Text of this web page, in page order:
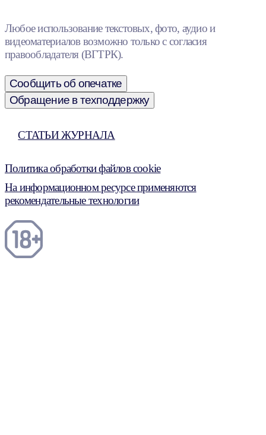
Любое использование текстовых, фото, аудио и
видеоматериалов возможно только с согласия
правообладателя (ВГТРК).
Сообщить об опечатке
Обращение в техподдержку
СТАТЬИ ЖУРНАЛА
Политика обработки файлов cookie
На информационном ресурсе применяются
рекомендательные технологии